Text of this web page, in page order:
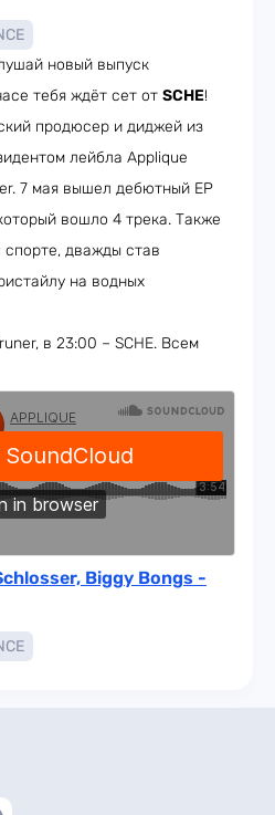
новый выпуск
тебя ждёт сет от SCHE!
продюсер и диджей из
лейбла Applique
7 мая вышел дебютный EP
вошло 4 трека. Также
спорте, дважды став
на водных
в 23:00 – SCHE. Всем
Biggy Bongs -